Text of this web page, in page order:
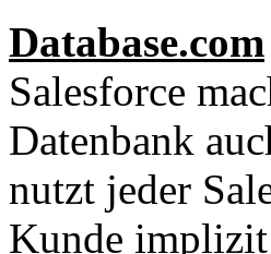
Database.com
Salesforce
Datenbank
nutzt jeder
Kunde implizit